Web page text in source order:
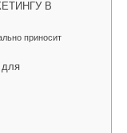
В
приносит
для